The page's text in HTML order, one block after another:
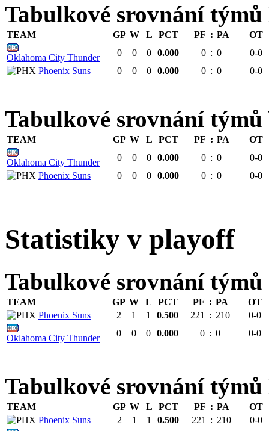
Tabulkové srovnání
TEAM GP W L PCT PF : PA OT
Oklahoma City Thunder 0 0 0 0.000 0 : 0
0-0
Phoenix Suns
0 0 0 0.000 0 : 0 0-0
Tabulkové srovnání
TEAM GP W L PCT PF : PA OT
Oklahoma City Thunder 0 0 0 0.000 0 : 0
0-0
Phoenix Suns
0 0 0 0.000 0 : 0 0-0
Statistiky v playoff
Tabulkové srovnání týmů
TEAM GP W L PCT PF : PA
OT
Phoenix Suns
2 1 1 0.500 221 : 210 0-0
Oklahoma City Thunder 0 0 0 0.000 0 : 0 0-0
Tabulkové srovnání
TEAM GP W L PCT PF : PA
OT
Phoenix Suns
2 1 1 0.500 221 : 210 0-0